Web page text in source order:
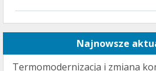
Najnowsze
Termomodernizacja i zmiana